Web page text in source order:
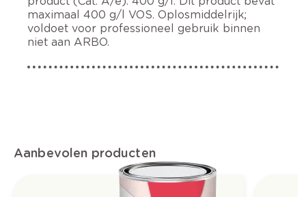
maximaal 400 g/l VOS. Oplosmiddelrijk;
voldoet voor professioneel gebruik binnen
niet aan ARBO.
Aanbevolen producten